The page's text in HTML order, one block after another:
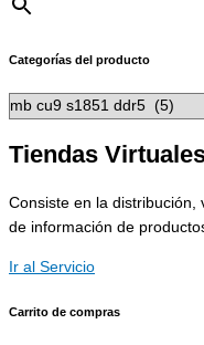
Categorías del producto
Tiendas
Consiste en la distribución,
de información de
Ir al Servicio
Carrito de compras